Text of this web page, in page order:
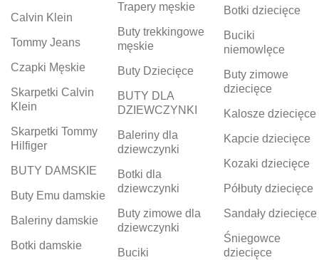
Calvin Klein
Tommy Jeans
Czapki Męskie
Skarpetki Calvin
Klein
Skarpetki Tommy
Hilfiger
BUTY DAMSKIE
Buty Emu damskie
Baleriny damskie
Botki damskie
Trapery męskie
Buty trekkingowe
męskie
Buty Dziecięce
BUTY DLA
DZIEWCZYNKI
Baleriny dla
dziewczynki
Botki dla
dziewczynki
Buty zimowe dla
dziewczynki
Buciki
Botki dziecięce
Buciki
niemowlęce
Buty zimowe
dziecięce
Kalosze dziecięce
Kapcie dziecięce
Kozaki dziecięce
Półbuty dziecięce
Sandały dziecięce
Śniegowce
dziecięce